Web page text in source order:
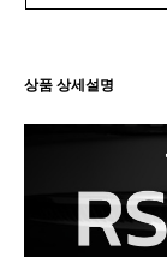
상품 상세설명